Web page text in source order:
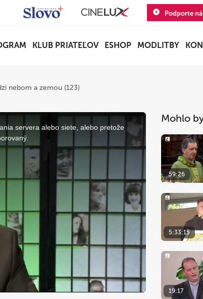
Podporte
KLUB PRIATEĽOV ESHOP MODLITBY
nebom a zemou (123)
servera alebo siete, alebo pretože
Mohlo
59:26
5:33:15
19:17